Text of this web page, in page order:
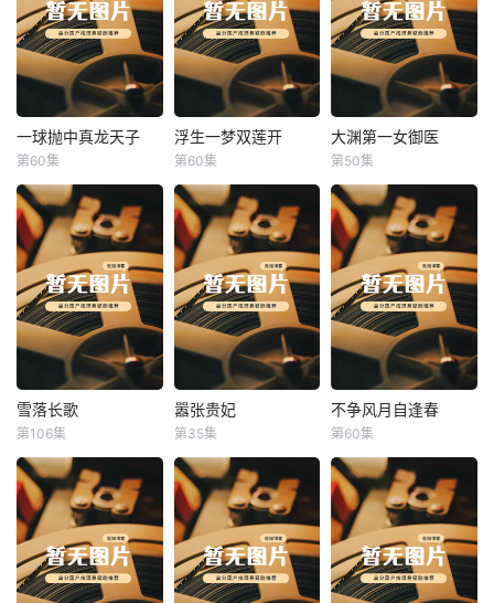
一球抛中真龙天子
一球抛中真龙天子
第60集
浮生一梦双莲开
浮生一梦双莲开
第60集
大渊第一女御医
大渊第一女御医
第50集
雪落长歌
雪落长歌
第106集
嚣张贵妃
嚣张贵妃
第35集
不争风月自逢春
不争风月自逢春
第60集